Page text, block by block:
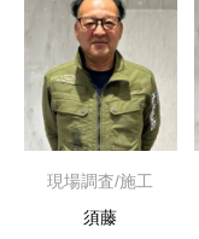
現場調査/施工
須藤